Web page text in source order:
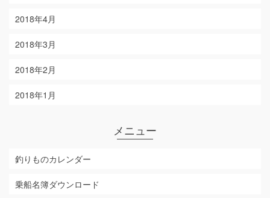
2018年4月
2018年3月
2018年2月
2018年1月
メニュー
釣りものカレンダー
乗船名簿ダウンロード